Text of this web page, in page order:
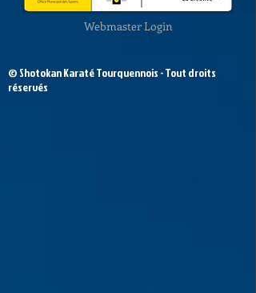
Webmaster Login
© Shotokan Karaté Tourquennois - Tout droits
réservés